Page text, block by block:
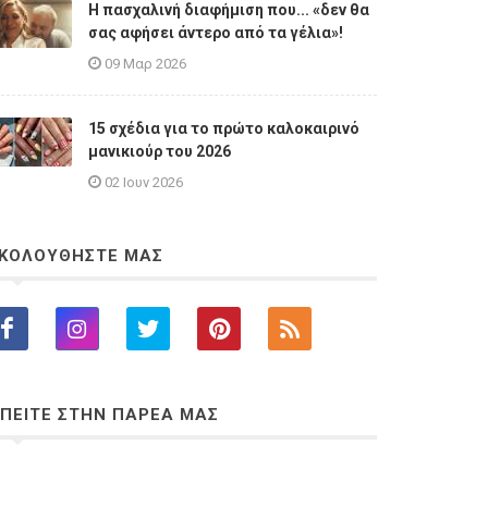
Η πασχαλινή διαφήμιση που... «δεν θα
σας αφήσει άντερο από τα γέλια»!
09 Μαρ 2026
15 σχέδια για το πρώτο καλοκαιρινό
μανικιούρ του 2026
02 Ιουν 2026
ΜΑΣ
ΣΤΗΝ ΠΑΡΕΑ ΜΑΣ